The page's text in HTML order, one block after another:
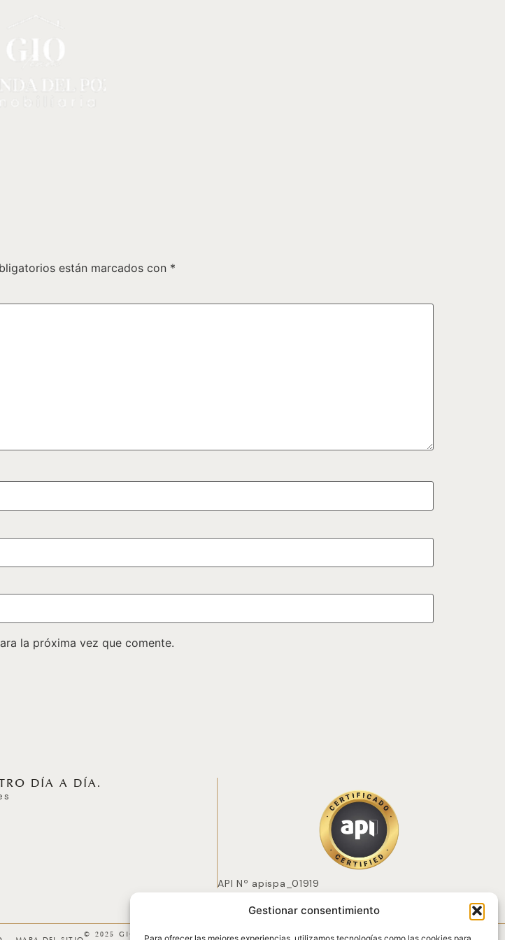
Gestionar consentimiento
están marcados con *
la próxima vez que comente.
DÍA A DÍA.
API Nº apispa_01919
© 2025 GICONDA DEL POZO